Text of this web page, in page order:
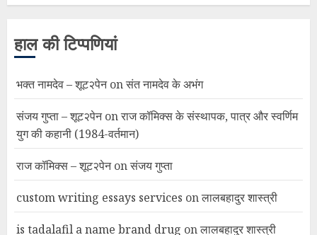
हाल की टिप्पणियां
भक्त नामदेव – शूट२पेनonसंत नामदेव के अभंग
संजय गुप्ता – शूट२पेनonराज कॉमिक्स के संस्थापक, पात्र और स्वर्णिम
युग की कहानी (1984-वर्तमान)
राज कॉमिक्स – शूट२पेनonसंजय गुप्ता
custom writing essays services onलालबहादुर शास्त्री
is tadalafil a name brand drug onलालबहादुर शास्त्री